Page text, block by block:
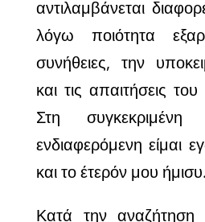
αντιλαμβάνεται
λόγω ποιότητα
συνήθειες, την
και τις απαιτήσεις
Στη
ενδιαφερόμενη είμαι
και το έτερόν μου ήμισυ.
Κατά την αναζήτηση